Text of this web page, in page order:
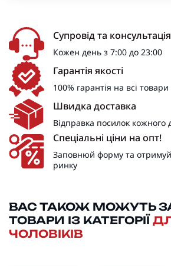
Супровід та консультація
Кожен день з 7:00 до 23:00
Гарантія якості
100% гарантія на всі
Швидка доставка
Відправка посилок кожного
Спеціальні ціни на опт!
Заповнюй форму та
ринку
ВАС ТАКОЖ МОЖУТЬ
ТОВАРИ ІЗ КАТЕГОРІЇ
ЧОЛОВІКІВ